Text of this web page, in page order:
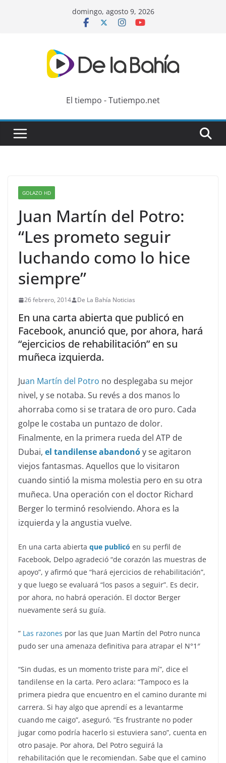
domingo, agosto 9, 2026
El tiempo - Tutiempo.net
GOLAZO HD
Juan Martín del Potro:
“Les prometo seguir
luchando como lo hice
siempre”
26 febrero, 2014 De La Bahía Noticias
En una carta abierta que publicó en
Facebook, anunció que, por ahora, hará
“ejercicios de rehabilitación” en su
muñeca izquierda.
Juan Martín del Potro no desplegaba su mejor
nivel, y se notaba. Su revés a dos manos lo
ahorraba como si se tratara de oro puro. Cada
golpe le costaba un puntazo de dolor.
Finalmente, en la primera rueda del ATP de
Dubai, el tandilense abandonóy se agitaron
viejos fantasmas. Aquellos que lo visitaron
cuando sintió la misma molestia pero en su otra
muñeca. Una operación con el doctor Richard
Berger lo terminó resolviendo. Ahora es la
izquierda y la angustia vuelve.
En una carta abierta que publicó en su perfil de
Facebook, Delpo agradeció “de corazón las muestras de
apoyo”, y afirmó que “hará ejercicios de rehabilitación”,
y que luego se evaluará “los pasos a seguir”. Es decir,
por ahora, no habrá operación. El doctor Berger
nuevamente será su guía.
” Las razones por las que Juan Martín del Potro nunca
pudo ser una amenaza definitiva para atrapar el N°1″
“Sin dudas, es un momento triste para mí”, dice el
tandilense en la carta. Pero aclara: “Tampoco es la
primera piedra que encuentro en el camino durante mi
carrera. Si hay algo que aprendí es a levantarme
cuando me caigo”, aseguró. “Es frustrante no poder
jugar como podría hacerlo si estuviera sano”, cuenta en
otro pasaje. Por ahora, Del Potro seguirá la
rehabilitación que le recomiendan. Sabe que el camino